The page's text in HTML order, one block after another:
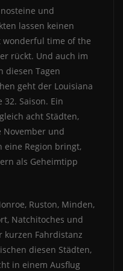
und
lassen keinen
wonderful time of the
rückt. Und auch im
diesen Tagen
geht der Louisiana
Saison. Ein
acht Städten,
und
eine Region bringt,
als Geheimtipp
Ruston, Minden,
Natchitoches und
kurzen Fahrdistanz
diesen Städten,
in einem Ausflug